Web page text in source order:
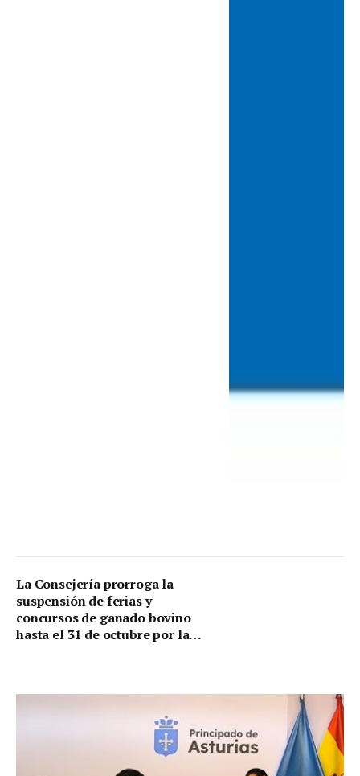
La Consejería prorroga la
suspensión de ferias y
concursos de ganado bovino
hasta el 31 de octubre por la